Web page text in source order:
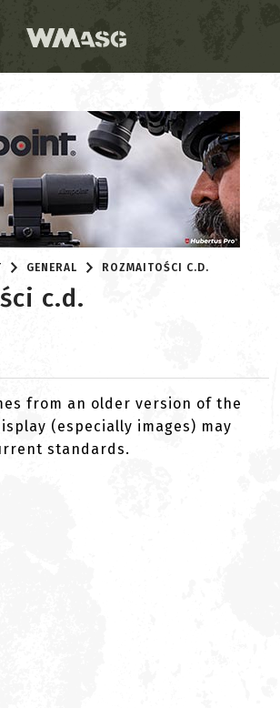
GENERAL ROZMAITOŚCI C.D.
c.d.
from an older version of the
(especially images) may
standards.